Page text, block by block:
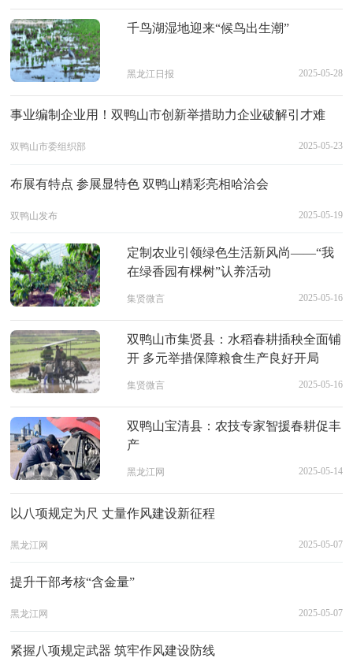
千鸟湖湿地迎来“候鸟出生潮”
黑龙江日报 2025-05-28
事业编制企业用！双鸭山市创新举措助力企业破解引才难
双鸭山市委组织部 2025-05-23
布展有特点 参展显特色 双鸭山精彩亮相哈洽会
双鸭山发布 2025-05-19
定制农业引领绿色生活新风尚——“我
在绿香园有棵树”认养活动
集贤微言 2025-05-16
双鸭山市集贤县：水稻春耕插秧全面铺
开 多元举措保障粮食生产良好开局
集贤微言 2025-05-16
双鸭山宝清县：农技专家智援春耕促丰
产
黑龙江网 2025-05-14
以八项规定为尺 丈量作风建设新征程
黑龙江网 2025-05-07
提升干部考核“含金量”
黑龙江网 2025-05-07
紧握八项规定武器 筑牢作风建设防线